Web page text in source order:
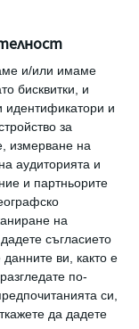
и/или имаме
бисквитки, и
идентификатори и
за
измерване на
аудиторията и
и партньорите
на
съгласието
ви, както е
по-
си,
да дадете
младите
години
с
науката.
2026 г. ще
време на
дамите ще
подкрепа